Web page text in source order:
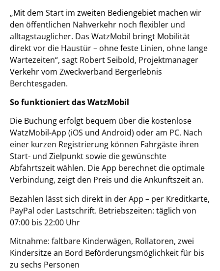
„Mit dem Start im zweiten Bediengebiet machen wir
den öffentlichen Nahverkehr noch flexibler und
alltagstauglicher. Das WatzMobil bringt Mobilität
direkt vor die Haustür – ohne feste Linien, ohne lange
Wartezeiten“, sagt Robert Seibold, Projektmanager
Verkehr vom Zweckverband Bergerlebnis
Berchtesgaden.
So funktioniert das WatzMobil
Die Buchung erfolgt bequem über die kostenlose
WatzMobil-App (iOS und Android) oder am PC. Nach
einer kurzen Registrierung können Fahrgäste ihren
Start- und Zielpunkt sowie die gewünschte
Abfahrtszeit wählen. Die App berechnet die optimale
Verbindung, zeigt den Preis und die Ankunftszeit an.
Bezahlen lässt sich direkt in der App – per Kreditkarte,
PayPal oder Lastschrift. Betriebszeiten: täglich von
07:00 bis 22:00 Uhr
Mitnahme: faltbare Kinderwägen, Rollatoren, zwei
Kindersitze an Bord Beförderungsmöglichkeit für bis
zu sechs Personen